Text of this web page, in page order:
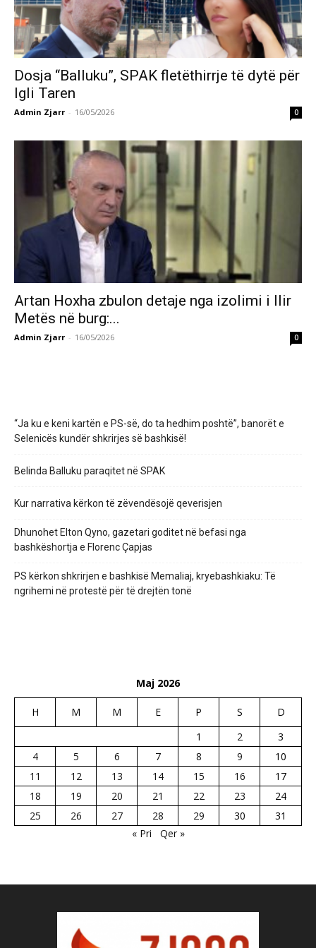
Dosja “Balluku”, SPAK fletëthirrje të dytë për
Igli Taren
Admin Zjarr - 16/05/2026 0
Artan Hoxha zbulon detaje nga izolimi i Ilir
Metës në burg:...
Admin Zjarr - 16/05/2026 0
“Ja ku e keni kartën e PS-së, do ta hedhim poshtë”, banorët e
Selenicës kundër shkrirjes së bashkisë!
Belinda Balluku paraqitet në SPAK
Kur narrativa kërkon të zëvendësojë qeverisjen
Dhunohet Elton Qyno, gazetari goditet në befasi nga
bashkëshortja e Florenc Çapjas
PS kërkon shkrirjen e bashkisë Memaliaj, kryebashkiaku: Të
ngrihemi në protestë për të drejtën tonë
Maj 2026
H M M E P S
D
1
2
3
4
5 6 7 8 9
10
11
12 13 14 15 16
17
18
19 20 21 22 23
24
25
26 27 28 29 30
31
« Pri
Qer »